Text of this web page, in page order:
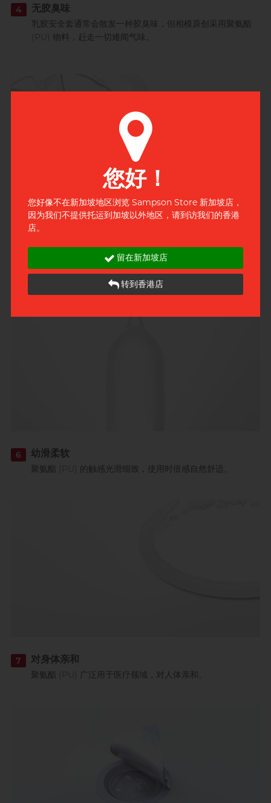
4 无胶臭味
乳胶安全套通常会散发一种胶臭味，但相模原创采用聚氨酯
(PU) 物料，赶走一切难闻气味。
无乳胶过敏忧虑
乳胶敏感症状包括痕痒、刺痛、泛红及出疹；相模原创由低敏
聚氨酯 (PU) 制造，适合乳胶敏感人士使用。
6 幼滑柔软
聚氨酯 (PU) 的触感光滑细致，使用时倍感自然舒适。
7 对身体亲和
聚氨酯 (PU) 广泛用于医疗领域，对人体亲和。
您好！
您好像不在新加坡地区浏览 Sampson Store 新加坡店，
因为我们不提供托运到加坡以外地区，请到访我们的香港
店。
留在新加坡店
转到香港店